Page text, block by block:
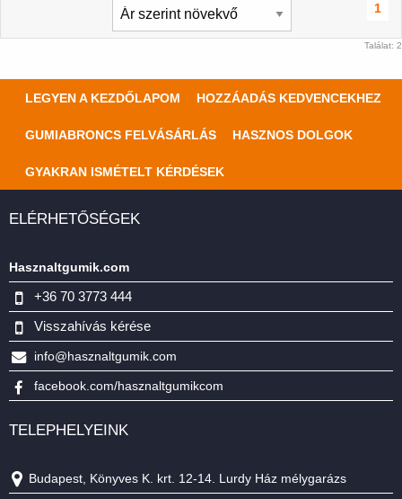
1
Találat: 2
LEGYEN A KEZDŐLAPOM HOZZÁADÁS KEDVENCEKHEZ
GUMIABRONCS FELVÁSÁRLÁS HASZNOS DOLGOK
GYAKRAN ISMÉTELT KÉRDÉSEK
ELÉRHETŐSÉGEK
Hasznaltgumik.com
+36 70 3773 444
Visszahívás kérése
info@hasznaltgumik.com
facebook.com/hasznaltgumikcom
TELEPHELYEINK
Budapest, Könyves K. krt. 12-14. Lurdy Ház mélygarázs